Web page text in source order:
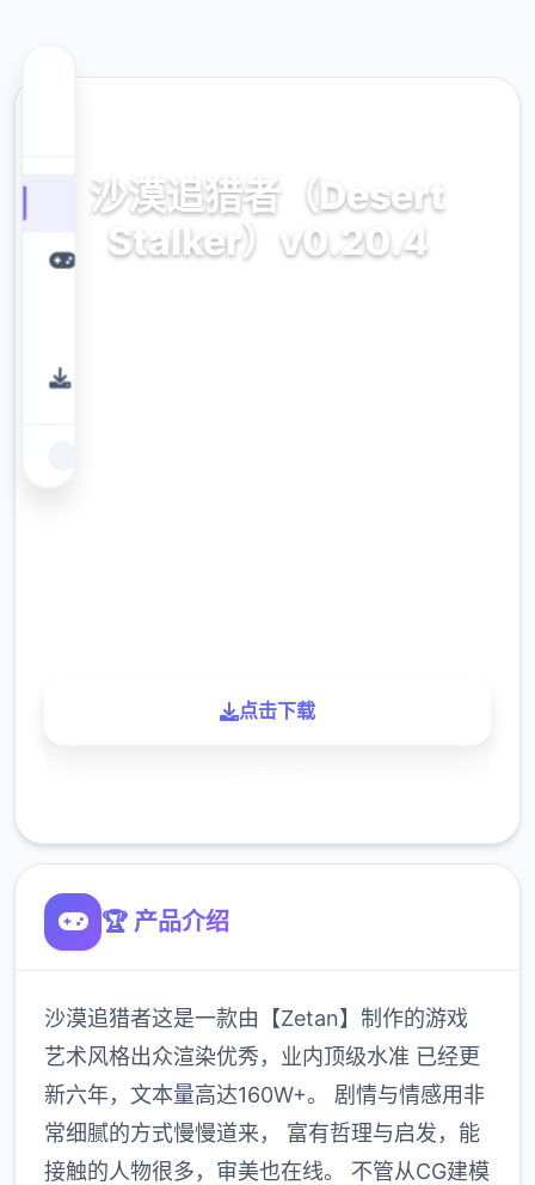
沙漠追猎者（Desert
Stalker）v0.20.4
点击下载
🏆 产品介绍
沙漠追猎者这是一款由【Zetan】制作的游戏
艺术风格出众渲染优秀，业内顶级水准 已经更
新六年，文本量高达160W+。 剧情与情感用非
常细腻的方式慢慢道来， 富有哲理与启发，能
接触的人物很多，审美也在线。 不管从CG建模